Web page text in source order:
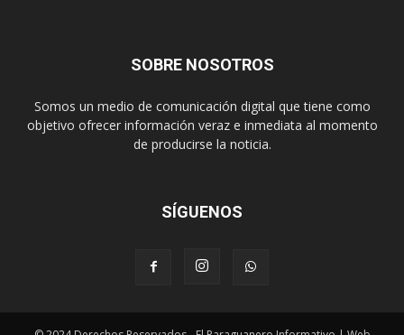
SOBRE NOSOTROS
Somos un medio de comunicación digital que tiene como
objetivo ofrecer información veraz e inmediata al momento
de producirse la noticia.
SÍGUENOS